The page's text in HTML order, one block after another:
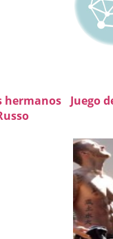
hermanos
Juego